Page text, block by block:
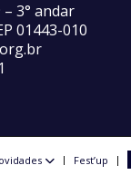
3° andar
01443-010
Fest’up